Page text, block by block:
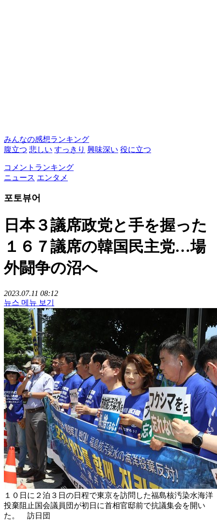
みんなの感想ランキング
腹立つ 悲しい すっきり 興味深い 役に立つ
コメントランキング
ニュース エンタメ
포토뷰어
日本３議席政党と手を握った
１６７議席の韓国民主党…場
外闘争の沼へ
2023.07.11 08:12
뉴스 메뉴 보기
１０日に２泊３日の日程で東京を訪問した福島核汚染水海洋
投棄阻止国会議員団が初日に首相官邸前で抗議集会を開い
た。 訪日団